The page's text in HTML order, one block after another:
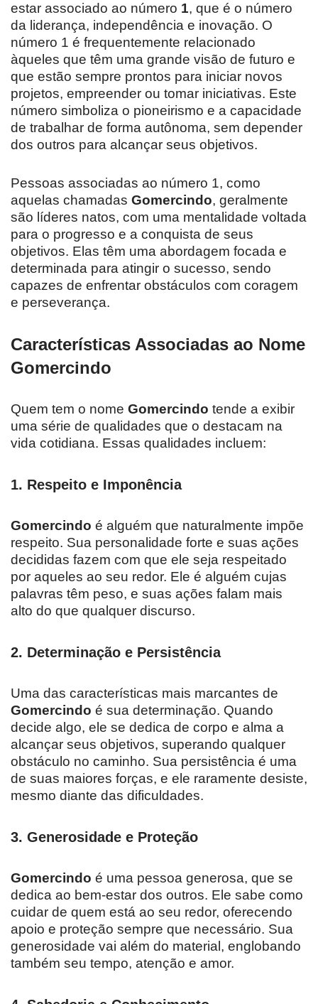
estar associado ao número 1, que é o número
da liderança, independência e inovação. O
número 1 é frequentemente relacionado
àqueles que têm uma grande visão de futuro e
que estão sempre prontos para iniciar novos
projetos, empreender ou tomar iniciativas. Este
número simboliza o pioneirismo e a capacidade
de trabalhar de forma autônoma, sem depender
dos outros para alcançar seus objetivos.
Pessoas associadas ao número 1, como
aquelas chamadas Gomercindo, geralmente
são líderes natos, com uma mentalidade voltada
para o progresso e a conquista de seus
objetivos. Elas têm uma abordagem focada e
determinada para atingir o sucesso, sendo
capazes de enfrentar obstáculos com coragem
e perseverança.
Características Associadas ao Nome
Gomercindo
Quem tem o nome Gomercindo tende a exibir
uma série de qualidades que o destacam na
vida cotidiana. Essas qualidades incluem:
1. Respeito e Imponência
Gomercindo é alguém que naturalmente impõe
respeito. Sua personalidade forte e suas ações
decididas fazem com que ele seja respeitado
por aqueles ao seu redor. Ele é alguém cujas
palavras têm peso, e suas ações falam mais
alto do que qualquer discurso.
2. Determinação e Persistência
Uma das características mais marcantes de
Gomercindo é sua determinação. Quando
decide algo, ele se dedica de corpo e alma a
alcançar seus objetivos, superando qualquer
obstáculo no caminho. Sua persistência é uma
de suas maiores forças, e ele raramente desiste,
mesmo diante das dificuldades.
3. Generosidade e Proteção
Gomercindo é uma pessoa generosa, que se
dedica ao bem-estar dos outros. Ele sabe como
cuidar de quem está ao seu redor, oferecendo
apoio e proteção sempre que necessário. Sua
generosidade vai além do material, englobando
também seu tempo, atenção e amor.